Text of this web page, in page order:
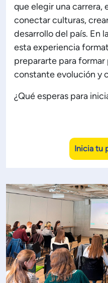
que elegir una carrera,
conectar culturas,
desarrollo del país. En
esta experiencia
prepararte para
constante evolución y
¿Qué esperas para
Inicia tu